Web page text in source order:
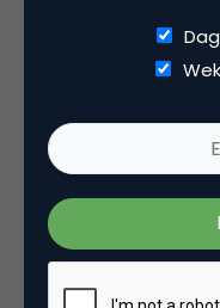
Irene
Gerben, ik snap
sterk afhankelijk
Wij willen zo min
plaatsen, omdat